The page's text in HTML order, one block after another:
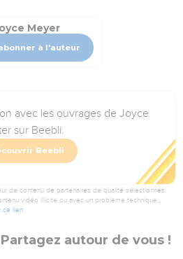
Meyer
à l'auteur
avec les ouvrages de Joyce
sur Beebli.
Beebli
de contenu de partenaires de qualité sélectionnés.
vidéo illicite ou avec un problème technique,
ce lien.
autour de vous !